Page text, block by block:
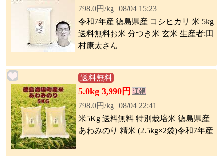
798.0円/kg 08/04 15:23
令和7年産 徳島県産 コシヒカリ 米 5kg
送料無料お米 分つき米 玄米 生産者:田
村康太さん
送料無料
5.0kg 3,990円
798.0円/kg 08/04 22:41
米5Kg 送料無料 特別栽培米 徳島県産
あわみのり 精米 (2.5kg×2袋)令和7年産